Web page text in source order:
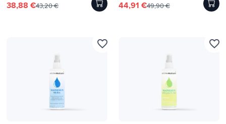
38,88 €43,20 € 44,91 €49,90 €
favorite_border favorite_border